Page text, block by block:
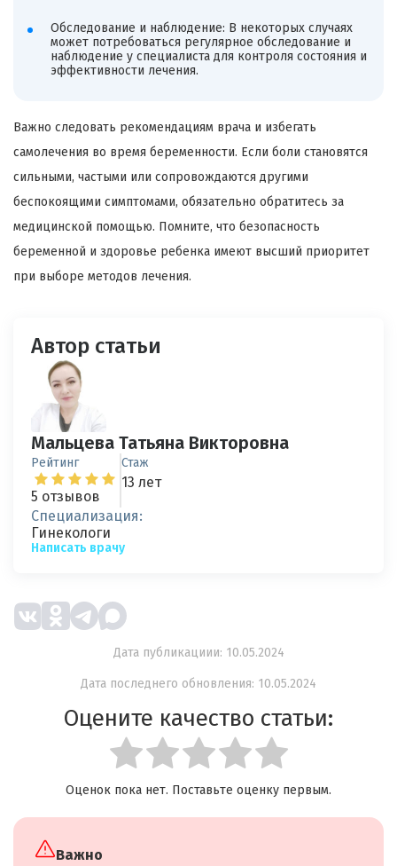
Обследование и наблюдение: В некоторых случаях
может потребоваться регулярное обследование и
наблюдение у специалиста для контроля состояния и
эффективности лечения.
Важно следовать рекомендациям врача и избегать
самолечения во время беременности. Если боли становятся
сильными, частыми или сопровождаются другими
беспокоящими симптомами, обязательно обратитесь за
медицинской помощью. Помните, что безопасность
беременной и здоровье ребенка имеют высший приоритет
при выборе методов лечения.
Автор статьи
Мальцева Татьяна Викторовна
Рейтинг
5 отзывов
Стаж
13 лет
Специализация:
Гинекологи
Написать врачу
Дата публикациии: 10.05.2024
Дата последнего обновления: 10.05.2024
Оцените качество статьи:
Оценок пока нет. Поставьте оценку первым.
Важно